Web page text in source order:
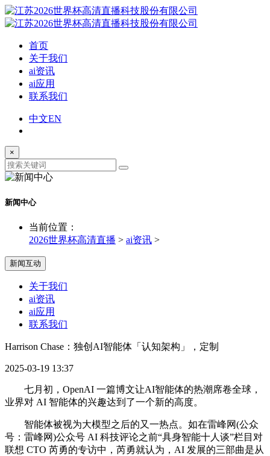
首页
关于我们
ai资讯
ai应用
联系我们
中文EN
×
新闻中心
当前位置：
2026世界杯高清直播 > ai资讯 >
新闻互动
关于我们
ai资讯
ai应用
联系我们
Harrison Chase：独创AI智能体「认知架构」，定制
2025-03-19 13:37
七月初，OpenAI 一篇博文让AI智能体的热潮席卷全球，
业界对 AI 智能体的兴趣达到了一个新的高度。
智能体被视为大模型之后的又一热点。如在雷峰网(公众
号：雷峰网)公众号 AI 科技评论之前“具身智能十人谈”栏目对
联想 CTO 芮勇的专访中，芮勇就认为，AI 发展的三部曲是从